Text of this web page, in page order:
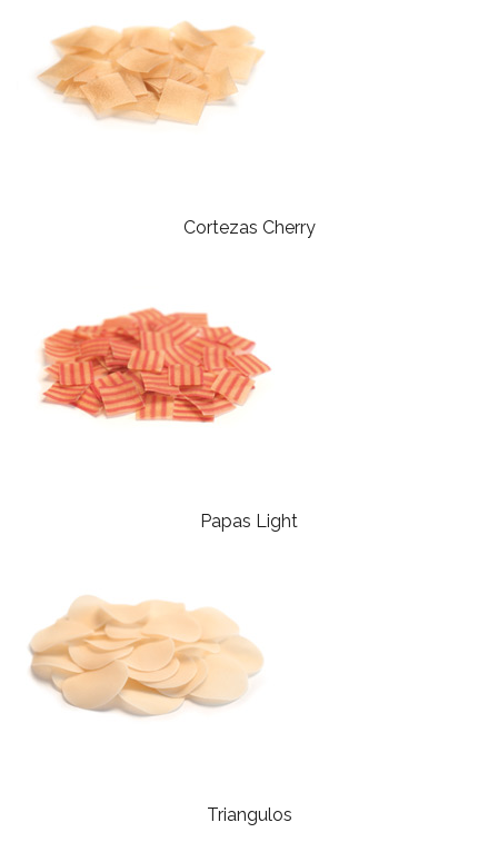
Cortezas Cherry
Papas Light
Triangulos